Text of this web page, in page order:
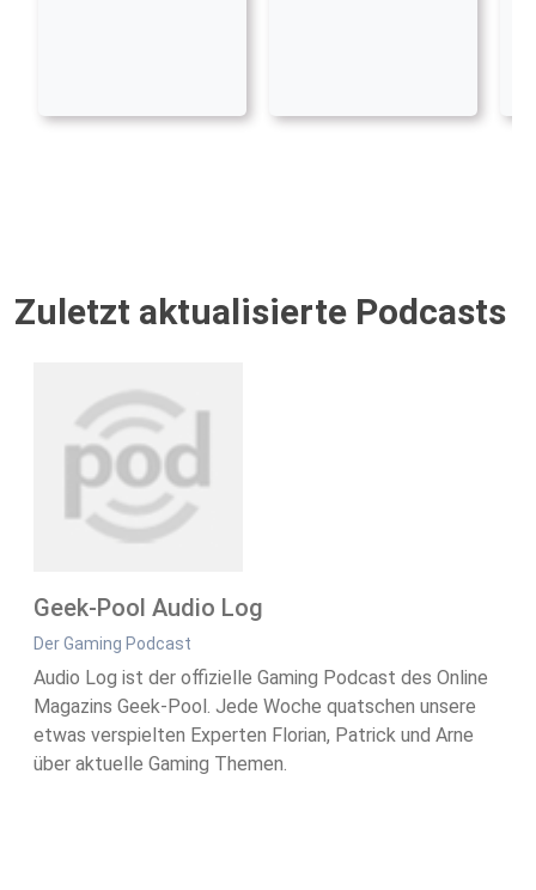
Zuletzt aktualisierte Podcasts
Geek-Pool Audio Log
Der Gaming Podcast
Audio Log ist der offizielle Gaming Podcast des Online
Magazins Geek-Pool. Jede Woche quatschen unsere
etwas verspielten Experten Florian, Patrick und Arne
über aktuelle Gaming Themen.